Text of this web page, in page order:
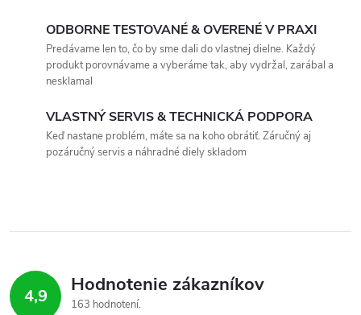
ODBORNE TESTOVANÉ & OVERENÉ V PRAXI
Predávame len to, čo by sme dali do vlastnej dielne. Každý
produkt porovnávame a vyberáme tak, aby vydržal, zarábal a
nesklamal
VLASTNÝ SERVIS & TECHNICKÁ PODPORA
Keď nastane problém, máte sa na koho obrátiť. Záručný aj
pozáručný servis a náhradné diely skladom
4,9 Hodnotenie zákazníkov
163 hodnotení